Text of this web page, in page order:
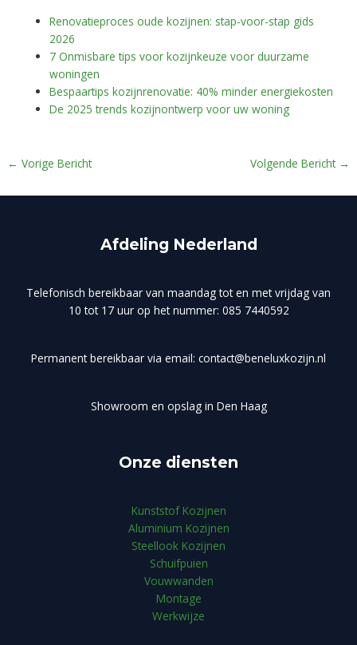
Renovatieproces oude kozijnen: stap-voor-stap gids
2026
7 Onmisbare tips voor kozijnkeuze voor duurzame
woningen
Bespaartips kozijnrenovatie: 40% minder energiekosten
De 2025 trends kozijnontwerp voor uw woning
← Vorige Bericht Volgende Bericht →
Afdeling Nederland
Telefonisch bereikbaar van maandag tot en met vrijdag van
10 tot 17 uur op het nummer: 085 7440592
Permanent bereikbaar via email: contact@beneluxkozijn.nl
Showroom en opslag in Den Haag
Onze diensten
Kunststof Kozijnen
Aluminium Kozijnen
Steellook Kozijnen
Schuifpuien
Vouwwanden
Montage
Werkwijze